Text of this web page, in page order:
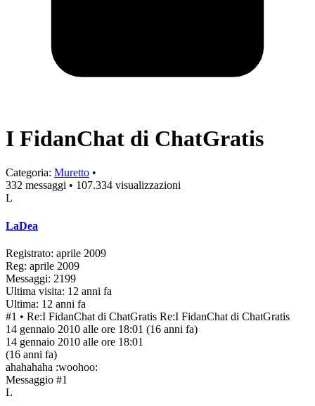
I FidanChat di ChatGratis
Categoria: Muretto •
332 messaggi • 107.334 visualizzazioni
L
LaDea
Registrato: aprile 2009
Reg: aprile 2009
Messaggi: 2199
Ultima visita: 12 anni fa
Ultima: 12 anni fa
#1 • Re:I FidanChat di ChatGratis Re:I FidanChat di ChatGratis
14 gennaio 2010 alle ore 18:01 (16 anni fa)
14 gennaio 2010 alle ore 18:01
(16 anni fa)
ahahahaha :woohoo:
Messaggio #1
L